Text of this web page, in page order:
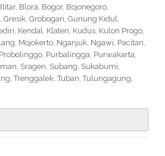
Blora, Bogor, Bojonegoro,
Gresik, Grobogan, Gunung Kidul,
Kendal, Klaten, Kudus, Kulon Progo,
Mojokerto, Nganjuk, Ngawi, Pacitan,
Purbalingga, Purwakarta,
Sragen, Subang, Sukabumi,
Trenggalek, Tuban, Tulungagung,